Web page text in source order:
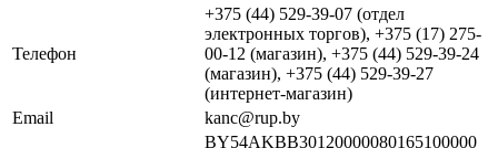
Телефон
+375 (44) 529-39-07 (отдел
электронных торгов), +375 (17) 275-
00-12 (магазин), +375 (44) 529-39-24
(магазин), +375 (44) 529-39-27
(интернет-магазин)
Email
kanc@rup.by
BY54AKBB30120000080165100000